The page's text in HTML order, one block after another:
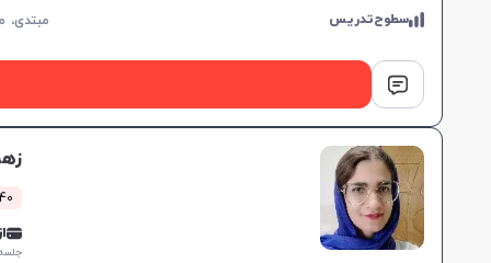
سطوح‌تدریس مبتدی،
1440
از
جلسه ۱